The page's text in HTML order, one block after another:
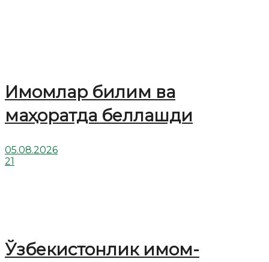
Имомлар билим ва
маҳоратда беллашди
05.08.2026
21
Ўзбекистонлик имом-